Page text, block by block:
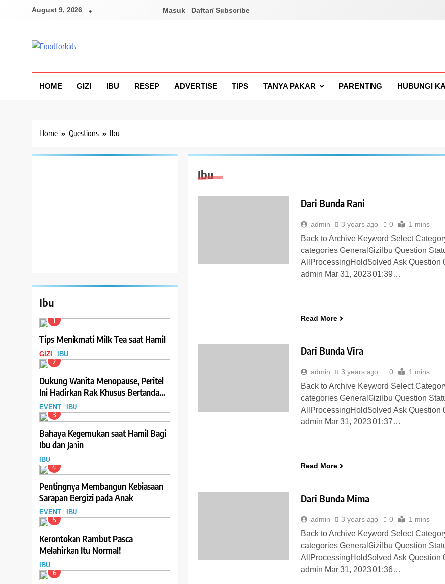
August 9, 2026 Masuk Daftar/ Subscribe
HOME GIZI IBU RESEP ADVERTISE TIPS TANYA PAKAR PARENTING HUBUNGI
Home Questions Ibu
Ibu
1
Tips Menikmati Milk Tea saat Hamil
GIZI IBU
2
Dukung Wanita Menopause, Peritel
Ini Hadirkan Rak Khusus Bertanda
Menopause-Friendly
EVENT IBU
3
Bahaya Kegemukan saat Hamil Bagi
Ibu dan Janin
IBU
4
Pentingnya Membangun Kebiasaan
Sarapan Bergizi pada Anak
EVENT IBU
5
Kerontokan Rambut Pasca
Melahirkan Itu Normal!
IBU
6
Ibu
Dari Bunda Rani
admin 3 years ago 0 1 mins
Back to Archive Keyword Select Category
categories GeneralGiziIbu Question
AllProcessingHoldSolved Ask Question
admin Mar 31, 2023 01:39…
Read More
Dari Bunda Vira
admin 3 years ago 0 1 mins
Back to Archive Keyword Select Category
categories GeneralGiziIbu Question
AllProcessingHoldSolved Ask Question
admin Mar 31, 2023 01:37…
Read More
Dari Bunda Mima
admin 3 years ago 0 1 mins
Back to Archive Keyword Select Category
categories GeneralGiziIbu Question
AllProcessingHoldSolved Ask Question
admin Mar 31, 2023 01:36…